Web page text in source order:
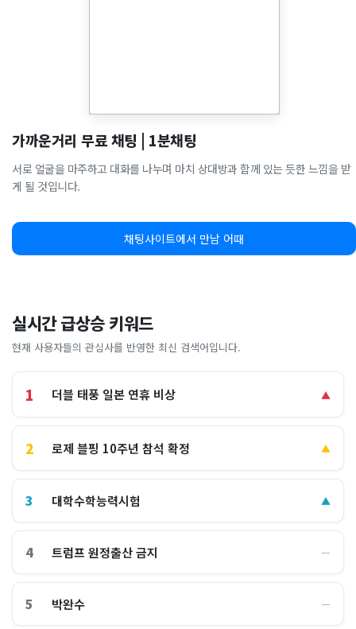
가까운거리 무료 채팅 | 1분채팅
서로 얼굴을 마주하고 대화를 나누며 마치 상대방과 함께 있는 듯한 느낌을 받
게 될 것입니다.
채팅사이트에서 만남 어때
실시간 급상승 키워드
현재 사용자들의 관심사를 반영한 최신 검색어입니다.
1 더블 태풍 일본 연휴 비상 ▲
2 로제 블핑 10주년 참석 확정 ▲
3 대학수학능력시험 ▲
4 트럼프 원정출산 금지 ―
5 박완수 ―